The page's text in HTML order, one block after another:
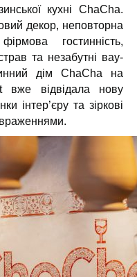
кухні ChaCha.
декор, неповторна
гостинність,
та незабутні вау-
дім ChaCha на
вже відвідала нову
інтер’єру та зіркові